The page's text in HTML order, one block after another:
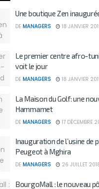
Une boutique Zen
DE MANAGERS 18 JANVIER
Le premier centre afro-
voit le jour
DE MANAGERS 18 JANVIER
La Maison du Golf: une
Hammamet
DE MANAGERS 17 DÉCEMBRE
Inauguration de l’usine de
Peugeot à Mghira
DE MANAGERS 26 JUILLET
BourgoMall : le nouveau